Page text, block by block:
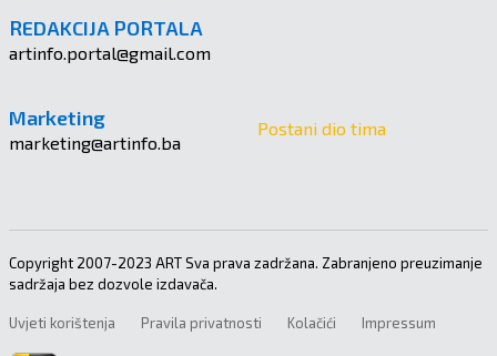
REDAKCIJA PORTALA
artinfo.portal@gmail.com
Marketing
marketing@artinfo.ba
Postani dio tima
Copyright 2007-2023 ART Sva prava zadržana. Zabranjeno preuzimanje
sadržaja bez dozvole izdavača.
Uvjeti korištenja Pravila privatnosti Kolačići Impressum